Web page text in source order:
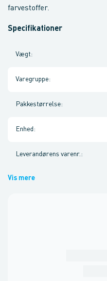
farvestoffer.
Specifikationer
Vægt:
Varegruppe:
Pakkestørrelse:
Enhed :
Leverandørens varenr. :
Vis mere